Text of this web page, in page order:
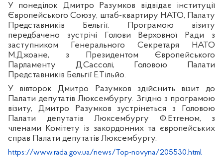
У понеділок Дмитро Разумков відвідає інституції
Європейського Союзу, штаб-квартиру НАТО, Палату
Представників Бельгії. Програмою візиту
передбачено зустрічі Голови Верховної Ради з
заступником Генерального Секретаря НАТО
М.Джоане, з Президентом Європейського
Парламенту Д.Сассолі, Головою Палати
Представників Бельгії Е.Тільйо.
У вівторок Дмитро Разумков здійснить візит до
Палати депутатів Люксембургу. Згідно з програмою
візиту, Дмитро Разумков зустрінеться з Головою
Палати депутатів Люксембургу Ф.Етгеном, з
членами Комітету із закордонних та європейських
справ Палати депутатів Люксембургу.
https://www.rada.gov.ua/news/Top-novyna/205530.html